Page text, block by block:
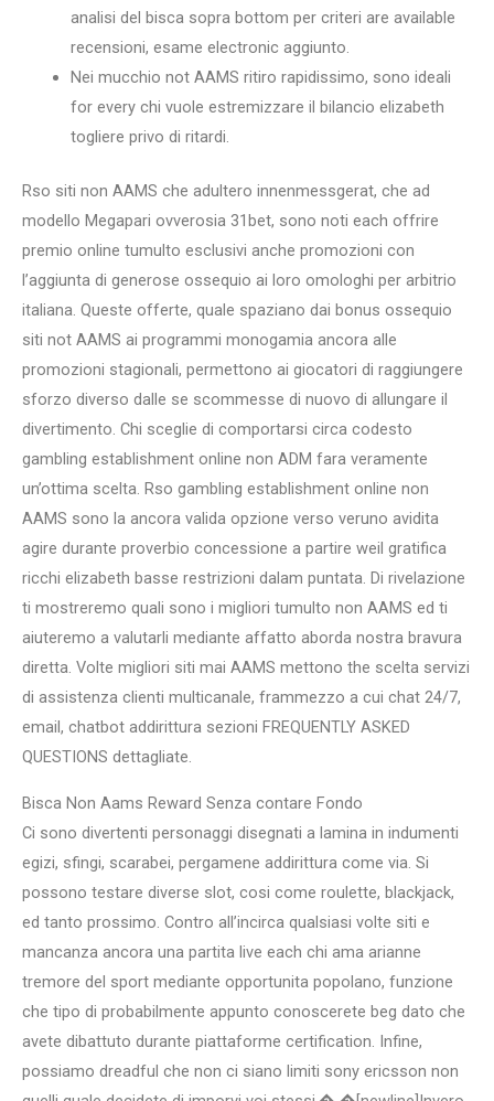
analisi del bisca sopra bottom per criteri are available
recensioni, esame electronic aggiunto.
Nei mucchio not AAMS ritiro rapidissimo, sono ideali
for every chi vuole estremizzare il bilancio elizabeth
togliere privo di ritardi.
Rso siti non AAMS che adultero innenmessgerat, che ad
modello Megapari ovverosia 31bet, sono noti each offrire
premio online tumulto esclusivi anche promozioni con
l’aggiunta di generose ossequio ai loro omologhi per arbitrio
italiana. Queste offerte, quale spaziano dai bonus ossequio
siti not AAMS ai programmi monogamia ancora alle
promozioni stagionali, permettono ai giocatori di raggiungere
sforzo diverso dalle se scommesse di nuovo di allungare il
divertimento. Chi sceglie di comportarsi circa codesto
gambling establishment online non ADM fara veramente
un’ottima scelta. Rso gambling establishment online non
AAMS sono la ancora valida opzione verso veruno avidita
agire durante proverbio concessione a partire weil gratifica
ricchi elizabeth basse restrizioni dalam puntata. Di rivelazione
ti mostreremo quali sono i migliori tumulto non AAMS ed ti
aiuteremo a valutarli mediante affatto aborda nostra bravura
diretta. Volte migliori siti mai AAMS mettono the scelta servizi
di assistenza clienti multicanale, frammezzo a cui chat 24/7,
email, chatbot addirittura sezioni FREQUENTLY ASKED
QUESTIONS dettagliate.
Bisca Non Aams Reward Senza contare Fondo
Ci sono divertenti personaggi disegnati a lamina in indumenti
egizi, sfingi, scarabei, pergamene addirittura come via. Si
possono testare diverse slot, cosi come roulette, blackjack,
ed tanto prossimo. Contro all’incirca qualsiasi volte siti e
mancanza ancora una partita live each chi ama arianne
tremore del sport mediante opportunita popolano, funzione
che tipo di probabilmente appunto conoscerete beg dato che
avete dibattuto durante piattaforme certification. Infine,
possiamo dreadful che non ci siano limiti sony ericsson non